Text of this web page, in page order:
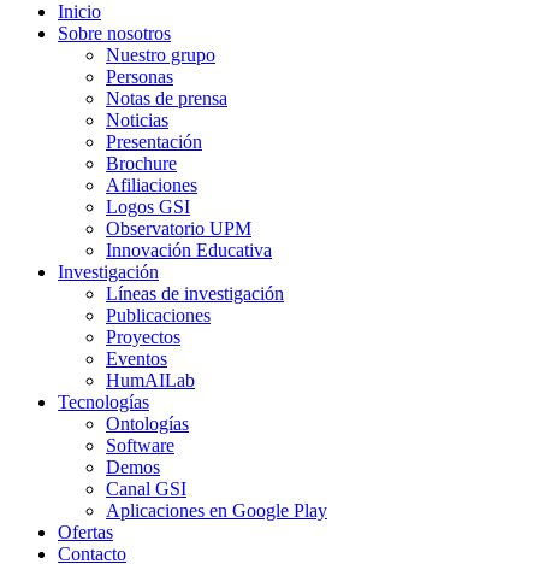
Inicio
Sobre nosotros
Nuestro grupo
Personas
Notas de prensa
Noticias
Presentación
Brochure
Afiliaciones
Logos GSI
Observatorio UPM
Innovación Educativa
Investigación
Líneas de investigación
Publicaciones
Proyectos
Eventos
HumAILab
Tecnologías
Ontologías
Software
Demos
Canal GSI
Aplicaciones en Google Play
Ofertas
Contacto